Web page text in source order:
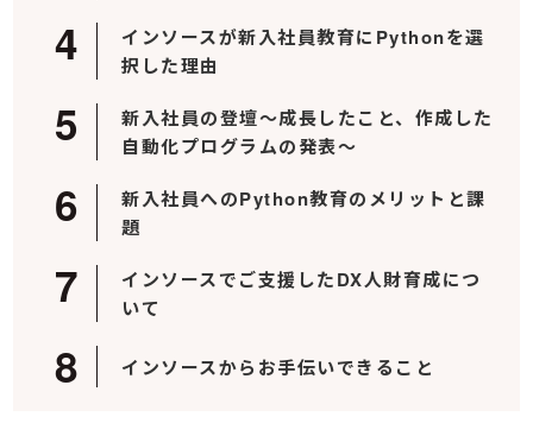
インソースが新入社員教育にPythonを選
択した理由
新入社員の登壇～成長したこと、作成した
自動化プログラムの発表～
新入社員へのPython教育のメリットと課
題
インソースでご支援したDX人財育成につ
いて
インソースからお手伝いできること